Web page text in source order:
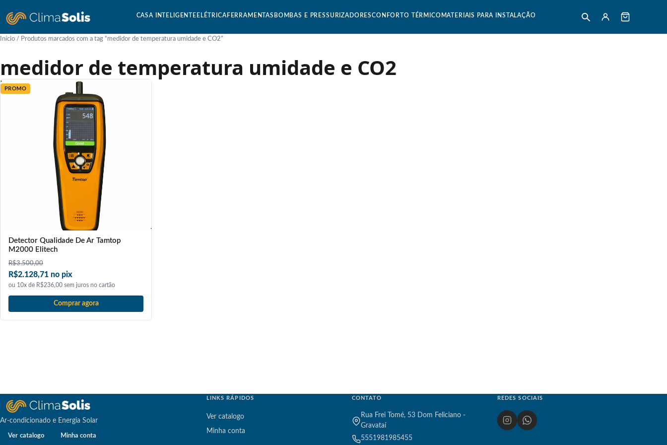
CASA INTELIGENTE ELÉTRICA FERRAMENTAS BOMBAS E PRESSURIZADORESCONFORTO TÉRMICO MATERIAIS PARA INSTALAÇÃO
Início / Produtos marcados com a tag “medidor de temperatura umidade e CO2”
medidor de temperatura umidade e CO2
PROMO
Detector Qualidade De Ar Tamtop
M2000 Elitech
R$3.500,00
R$2.128,71 no pix
ou 10x de R$236,00 sem juros no cartão
Comprar agora
Ar-condicionado e Energia Solar
Ver catalogo Minha conta
LINKS RÁPIDOS
Ver catalogo
Minha conta
CONTATO
Rua Frei Tomé, 53 Dom Feliciano -
Gravataí
5551981985455
REDES SOCIAIS